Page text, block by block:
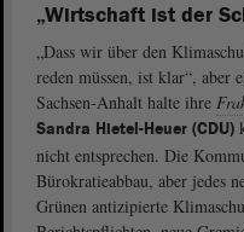
„Wirtschaft ist der
„Dass wir über den
reden müssen, ist klar“, aber
Sachsen-Anhalt halte ihre
Sandra Hietel-Heuer (CDU)
nicht entsprechen. Die
Bürokratieabbau, aber jedes
Grünen antizipierte